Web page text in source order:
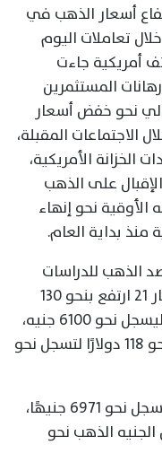
أسعار الذهب في
تعاملات اليوم
أمريكية جاءت
المستثمرين
نحو خفض أسعار
الاجتماعات المقبلة،
الخزانة الأمريكية،
على الذهب
الأوقية نحو إنهاء
بداية العام.
الذهب للدراسات
الاقتصادية»، إن سعر جرام الذهب عيار 21 ارتفع بنحو 130
جنيهًا مقارنة بإغلاق تعاملات أمس، ليسجل نحو 6100 جنيه،
بالتزامن مع صعود الأوقية عالميًا بنحو 118 دولارًا لتسجل نحو
وأضاف أن سعر جرام الذهب عيار 24 سجل نحو 6971 جنيهًا،
سجل الجنيه الذهب نحو